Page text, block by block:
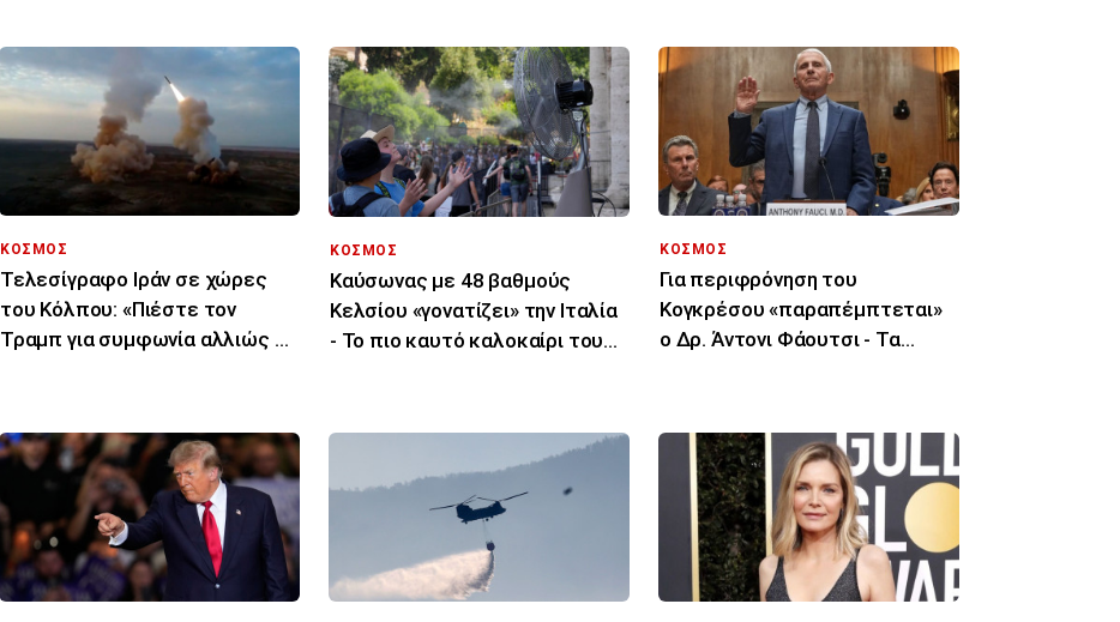
ΚΟΣΜΟΣ
Τελεσίγραφο Ιράν σε χώρες
του Κόλπου: «Πιέστε τον
Τραμπ για συμφωνία αλλιώς θα
ΚΟΣΜΟΣ
Καύσωνας με 48 βαθμούς
Κελσίου «γονατίζει» την Ιταλία
- Το πιο καυτό καλοκαίρι του
ΚΟΣΜΟΣ
Για περιφρόνηση του
Κογκρέσου «παραπέμπτεται»
ο Δρ. Άντονι Φάουτσι - Τα